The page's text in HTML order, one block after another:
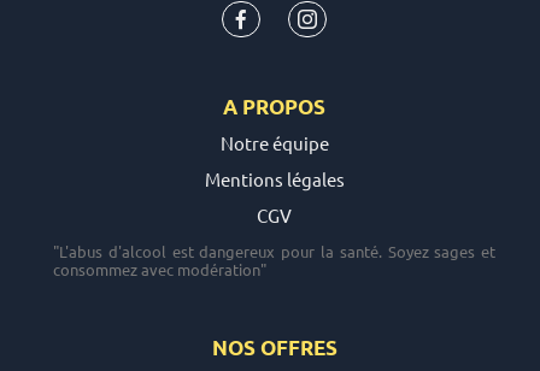
A PROPOS
Notre équipe
Mentions légales
CGV
"L'abus d'alcool est dangereux pour la santé. Soyez sages et
consommez avec modération"
NOS OFFRES